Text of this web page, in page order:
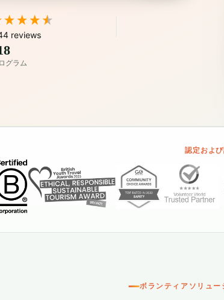
reviews
グラム
認定およ
ボランティアソリュー